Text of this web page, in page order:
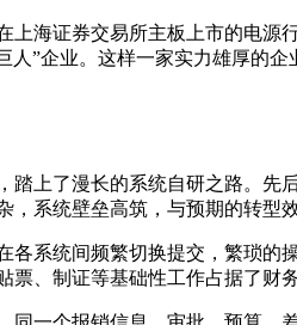
上海证券交易所主板上市的电
人”企业。这样一家实力雄厚的
踏上了漫长的系统自研之路。先
系统壁垒高筑，与预期的转型
系统间频繁切换提交，繁琐
、制证等基础性工作占据了财